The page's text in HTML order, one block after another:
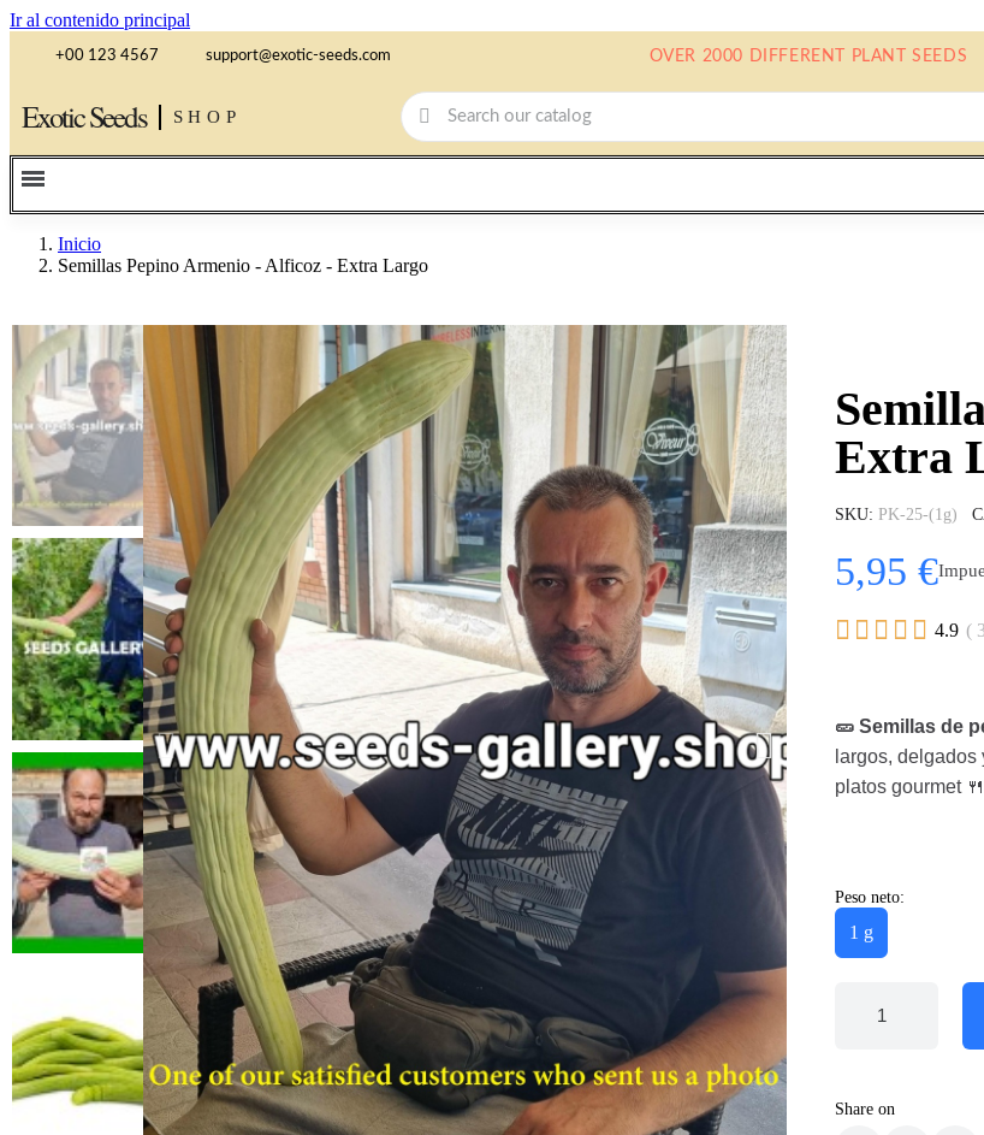
Ir al contenido principal
+00 123 4567 support@exotic-seeds.com OVER 2000 DIFFERENT PLANT SEEDS
Exotic Seeds SHOP
Inicio
Semillas Pepino Armenio - Alficoz - Extra Largo
Extra
SKU PK-25-(1g)
5,95 €
     4.9 (
🥒 Semillas de
largos,
platos gourmet
Peso neto:
1 g
Share on